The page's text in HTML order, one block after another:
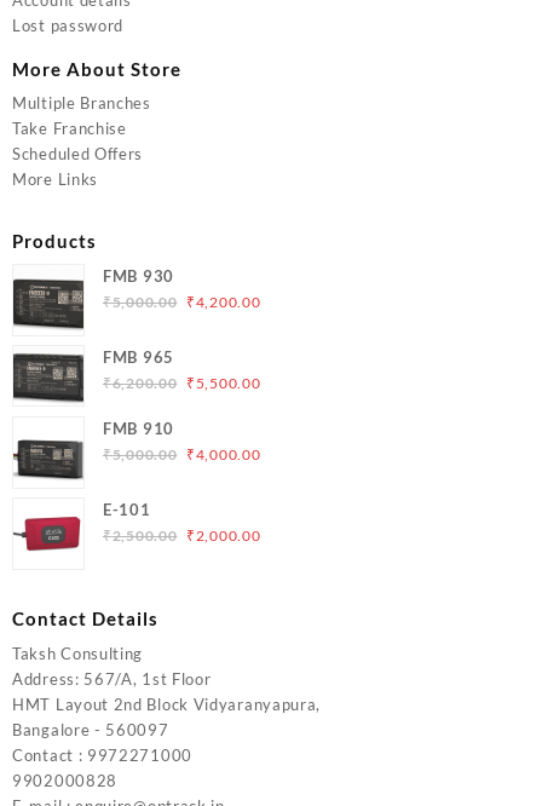
Lost password
More About Store
Multiple Branches
Take Franchise
Scheduled Offers
More Links
Products
FMB 930
₹5,000.00 Original
₹5,000.00.
₹4,200.00Current
FMB 965
₹6,200.00 Original
₹6,200.00.
₹ 5,500.00Current
₹5,500.00.
FMB 910
₹5,000.00 Original
₹5,000.00.
₹4,000.00Current
E-101
₹2,500.00 Original
₹2,000.00Current
Contact Details
Taksh Consulting
Address: 567/A, 1st Floor
HMT Layout 2nd Block Vidyaranyapura,
Bangalore - 560097
Contact : 9972271000
9902000828